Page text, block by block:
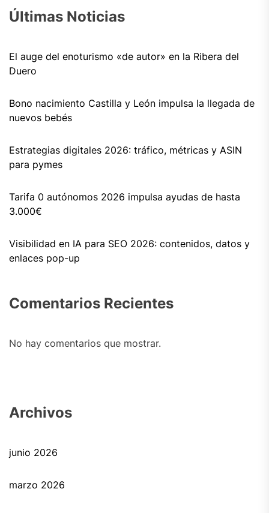
Últimas Noticias
El auge del enoturismo «de autor» en la Ribera del
Duero
Bono nacimiento Castilla y León impulsa la llegada de
nuevos bebés
Estrategias digitales 2026: tráfico, métricas y ASIN
para pymes
Tarifa 0 autónomos 2026 impulsa ayudas de hasta
3.000€
Visibilidad en IA para SEO 2026: contenidos, datos y
enlaces pop-up
Comentarios Recientes
No hay comentarios que mostrar.
Archivos
junio 2026
marzo 2026